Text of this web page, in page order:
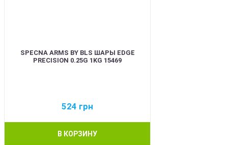
SPECNA ARMS BY BLS ШАРЫ EDGE
PRECISION 0.25G 1KG 15469
524 грн
В КОРЗИНУ